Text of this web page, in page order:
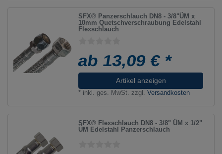
SFX® Panzerschlauch DN8 - 3/8"ÜM x
10mm Quetschverschraubung Edelstahl
Flexschlauch
ab 13,09 € *
Artikel anzeigen
* inkl. ges. MwSt. zzgl.Versandkosten
SFX® Flexschlauch DN8 - 3/8" ÜM x 1/2"
ÜM Edelstahl Panzerschlauch